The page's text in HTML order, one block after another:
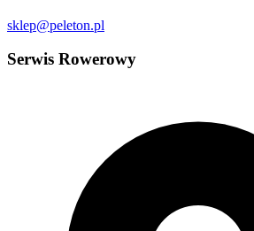
sklep@peleton.pl
Serwis Rowerowy